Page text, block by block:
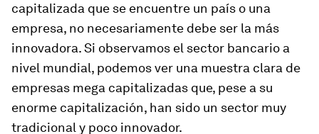
capitalizada que se encuentre un país o una
empresa, no necesariamente debe ser la más
innovadora. Si observamos el sector bancario a
nivel mundial, podemos ver una muestra clara de
empresas mega capitalizadas que, pese a su
enorme capitalización, han sido un sector muy
tradicional y poco innovador.